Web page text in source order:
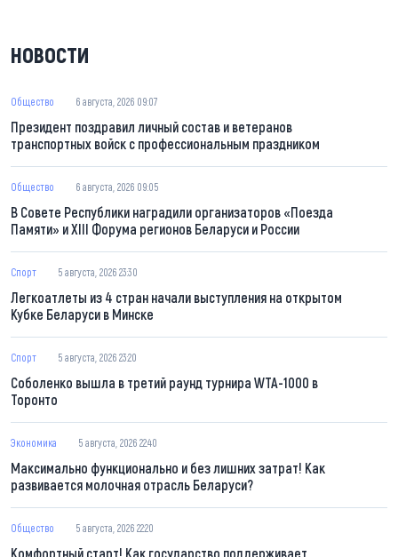
НОВОСТИ
Общество 6 августа, 2026 09:07
Президент поздравил личный состав и ветеранов
транспортных войск с профессиональным праздником
Общество 6 августа, 2026 09:05
В Совете Республики наградили организаторов «Поезда
Памяти» и XIII Форума регионов Беларуси и России
Спорт 5 августа, 2026 23:30
Легкоатлеты из 4 стран начали выступления на открытом
Кубке Беларуси в Минске
Спорт 5 августа, 2026 23:20
Соболенко вышла в третий раунд турнира WTA-1000 в
Торонто
Экономика 5 августа, 2026 22:40
Максимально функционально и без лишних затрат! Как
развивается молочная отрасль Беларуси?
Общество 5 августа, 2026 22:20
Комфортный старт! Как государство поддерживает